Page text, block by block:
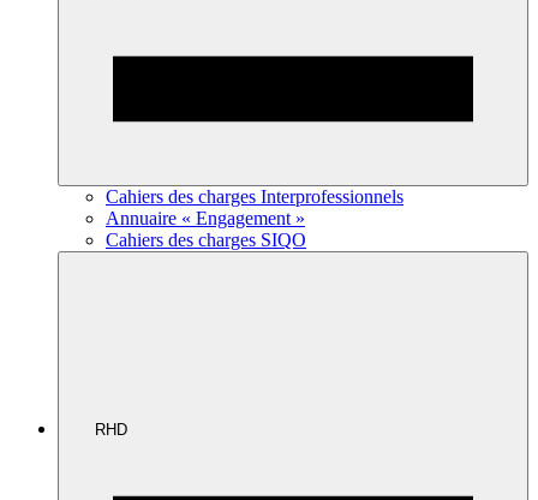
Cahiers des charges Interprofessionnels
Annuaire « Engagement »
Cahiers des charges SIQO
RHD